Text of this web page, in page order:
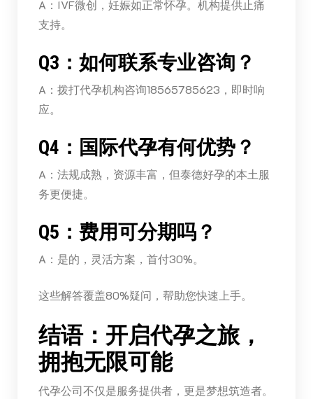
A：IVF微创，妊娠如正常怀孕。机构提供止痛
支持。
Q3：如何联系专业咨询？
A：拨打代孕机构咨询18565785623，即时响
应。
Q4：国际代孕有何优势？
A：法规成熟，资源丰富，但泰德好孕的本土服
务更便捷。
Q5：费用可分期吗？
A：是的，灵活方案，首付30%。
这些解答覆盖80%疑问，帮助您快速上手。
结语：开启代孕之旅，
拥抱无限可能
代孕公司不仅是服务提供者，更是梦想筑造者。